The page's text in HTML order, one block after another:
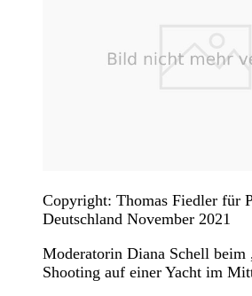
Copyright: Thomas Fiedler für
Deutschland November 2021
Moderatorin Diana Schell beim
Shooting auf einer Yacht im